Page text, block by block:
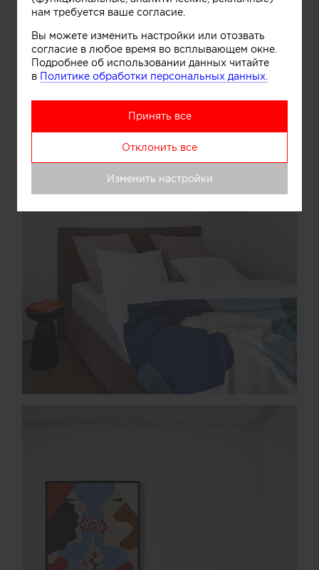
нам требуется ваше согласие.
Вы можете изменить настройки или отозвать
согласие в любое время во всплывающем окне.
Подробнее об использовании данных читайте
в Политике обработки персональных данных.
Принять все
Отклонить все
Изменить настройки